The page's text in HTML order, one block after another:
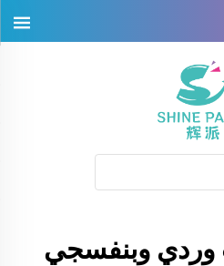
وردي وبنفسجي